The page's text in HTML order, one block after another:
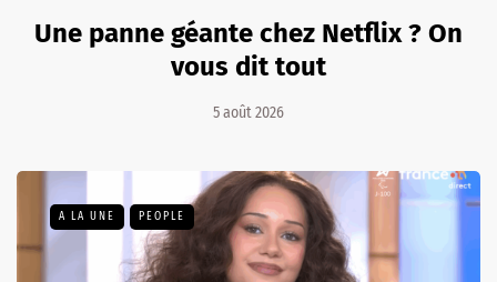
Une panne géante chez Netflix ? On
vous dit tout
5 août 2026
A LA UNE PEOPLE